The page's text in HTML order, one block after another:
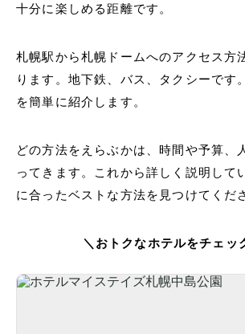
十分に楽しめる距離です。
札幌駅から札幌ドームへのアクセス
ります。地下鉄、バス、タクシーです
を簡単に紹介します。
どの方法をえらぶかは、時間や予算、
ってきます。これから詳しく説明して
に合ったベストな方法を見つけてくだ
＼おトクなホテルをチェッ